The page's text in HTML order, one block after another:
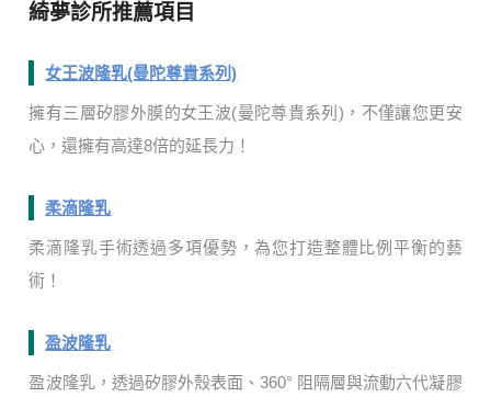
綺夢診所推薦項目
女王波隆乳(曼陀尊貴系列)
擁有三層矽膠外膜的女王波(曼陀尊貴系列)，不僅讓您更安
心，還擁有高達8倍的延長力！
柔滴隆乳
柔滴隆乳手術透過多項優勢，為您打造整體比例平衡的藝
術！
盈波隆乳
盈波隆乳，透過矽膠外殼表面、360° 阻隔層與流動六代凝膠